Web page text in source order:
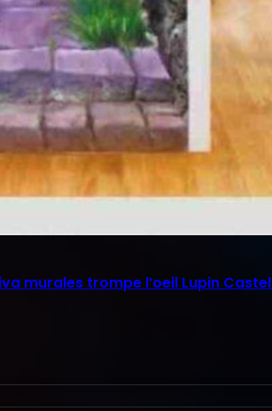
murales trompe l’oeil Lupin